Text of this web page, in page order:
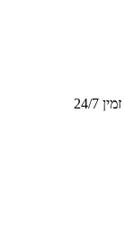
זמין 24/7